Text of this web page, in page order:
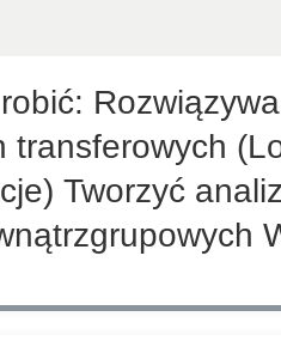
transferowych
Tworzyć